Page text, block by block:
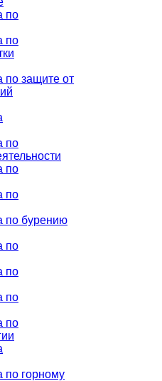
по
по
по защите от
по
по
по
по бурению
по
по
по
по
по горному